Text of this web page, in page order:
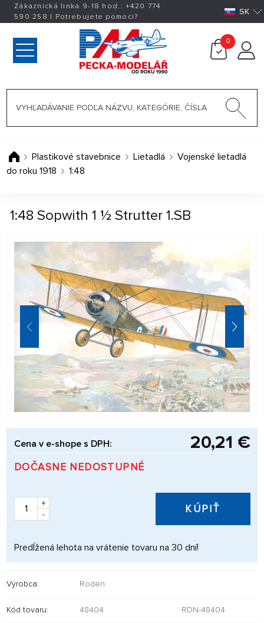
Zákaznická linka 9-18 hod.:+420 774
590 258 | Potrebujete pomoci? SK
0
Plastikové stavebnice Lietadlá
Vojenské lietadlá
do roku 1918
1:48
1:48 Sopwith 1 1⁄2 Strutter 1.SB
Cena v e-shope s DPH: 20,21 €
DOČASNE NEDOSTUPNÉ
+
-
KÚPIŤ
Predĺžená lehota na vrátenie tovaru na 30 dní!
Výrobca: Roden
Kód tovaru: 48404 RDN-48404